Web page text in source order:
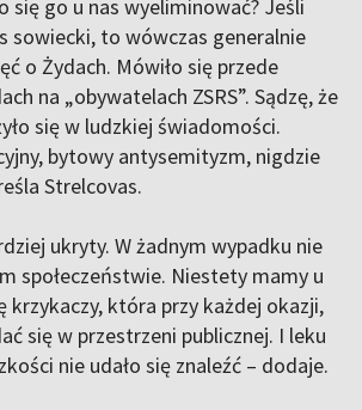
się go u nas wyeliminować? Jeśli
sowiecki, to wówczas generalnie
o Żydach. Mówiło się przede
na „obywatelach ZSRS”. Sądzę, że
się w ludzkiej świadomości.
bytowy antysemityzm, nigdzie
Strelcovas.
ukryty. W żadnym wypadku nie
społeczeństwie. Niestety mamy u
krzykaczy, która przy każdej okazji,
się w przestrzeni publicznej. I leku
nie udało się znaleźć – dodaje.